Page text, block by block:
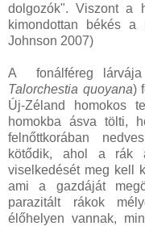
dolgozók". Viszont a
kimondottan békés
Johnson 2007)
A fonálféreg
Talorchestia quoyana)
Új-Zéland homokos
homokba ásva tölti,
felnőttkorában
kötődik, ahol a rák
viselkedését meg kell
ami a gazdáját
parazitált rákok
élőhelyen vannak,